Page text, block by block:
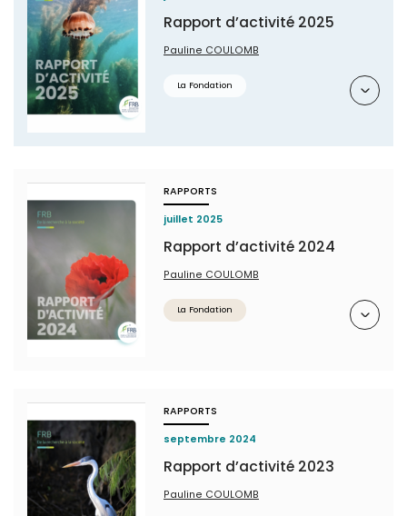
Rapport d’activité 2025
Pauline COULOMB
La Fondation
RAPPORTS
juillet 2025
Rapport d’activité 2024
Pauline COULOMB
La Fondation
RAPPORTS
septembre 2024
Rapport d’activité 2023
Pauline COULOMB